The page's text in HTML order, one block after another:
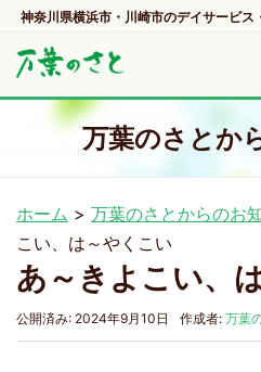
神奈川県横浜市・川崎市のデイサービス
万葉のさとか
ホーム > 万葉のさとからのお
こい、は～やくこい
あ～きよこい、
公開済み: 2024年9月10日 作成者: 万葉